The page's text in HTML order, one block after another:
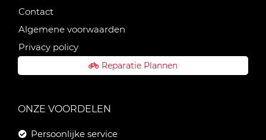
Contact
Algemene voorwaarden
Privacy policy
Reparatie Plannen
ONZE VOORDELEN
Persoonlijke service